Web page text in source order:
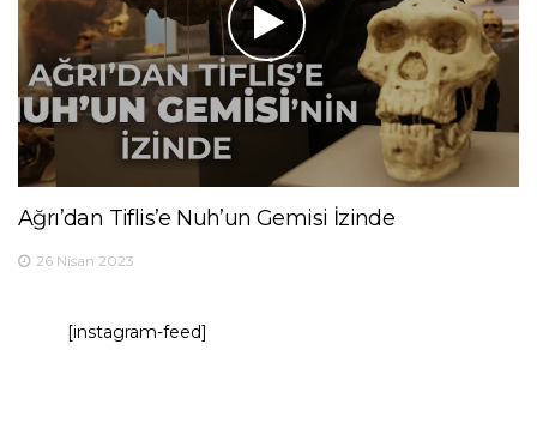
Ağrı’dan Tiflis’e Nuh’un Gemisi İzinde
26 Nisan 2023
[instagram-feed]